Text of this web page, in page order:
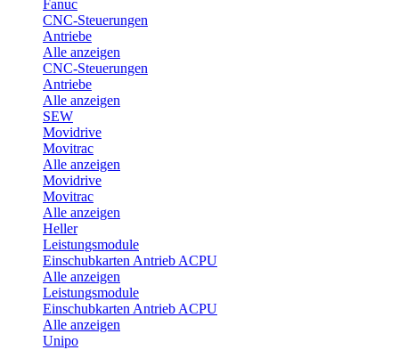
Fanuc
CNC-Steuerungen
Antriebe
Alle anzeigen
CNC-Steuerungen
Antriebe
Alle anzeigen
SEW
Movidrive
Movitrac
Alle anzeigen
Movidrive
Movitrac
Alle anzeigen
Heller
Leistungsmodule
Einschubkarten Antrieb ACPU
Alle anzeigen
Leistungsmodule
Einschubkarten Antrieb ACPU
Alle anzeigen
Unipo